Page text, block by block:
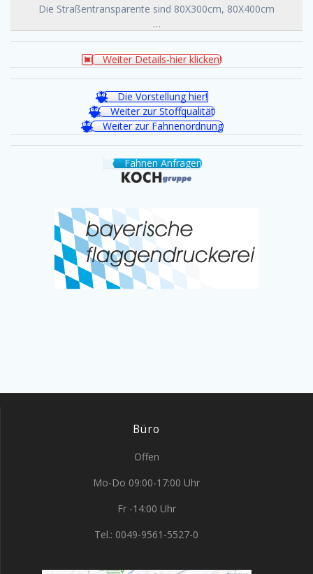
Die Straßentransparente sind 80X300cm, 80X400cm
…
Weiter Details-hier klicken!
Die Vorstellung hier!
Weiter zur Stoffqualität
Weiter zur Fahnenordnung
Fahnen Anfragen
Büro
Offen
Mo-Do 09:00-17:00 Uhr
Fr -14:00 Uhr
Tel.: 0049-9561-5527-0